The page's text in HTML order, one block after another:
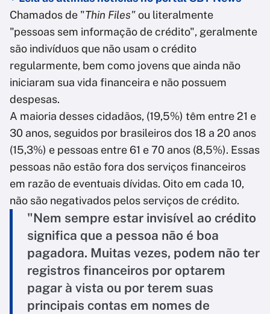
Chamados de "Thin Files"ou literalmente
"pessoas sem informação de crédito", geralmente
são indivíduos que não usam o crédito
regularmente, bem como jovens que ainda não
iniciaram sua vida financeira e não possuem
despesas.
A maioria desses cidadãos, (19,5%) têm entre 21 e
30 anos, seguidos por brasileiros dos 18 a 20 anos
(15,3%) e pessoas entre 61 e 70 anos (8,5%). Essas
pessoas não estão fora dos serviços financeiros
em razão de eventuais dívidas. Oito em cada 10,
não são negativados pelos serviços de crédito.
"Nem sempre estar invisível ao crédito
significa que a pessoa não é boa
pagadora. Muitas vezes, podem não ter
registros financeiros por optarem
pagar à vista ou por terem suas
principais contas em nomes de